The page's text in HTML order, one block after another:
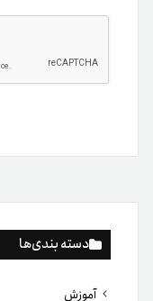
دسته بندی‌ها
آموزش